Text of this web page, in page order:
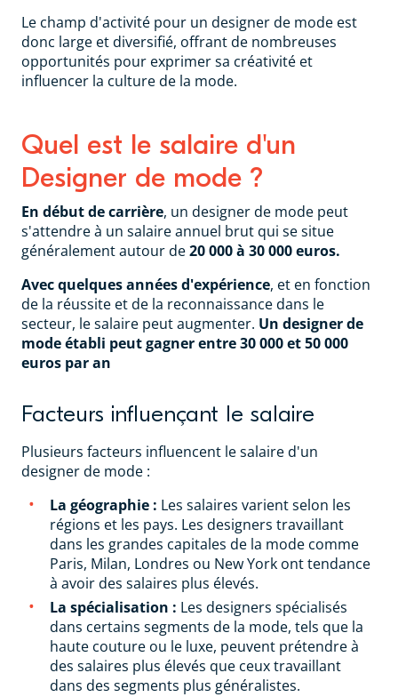
Le champ d'activité pour un designer de mode est
donc large et diversifié, offrant de nombreuses
opportunités pour exprimer sa créativité et
influencer la culture de la mode.
Quel est le salaire d'un
Designer de mode ?
En début de carrière, un designer de mode peut
s'attendre à un salaire annuel brut qui se situe
généralement autour de20 000 à 30 000 euros.
Avec quelques années d'expérience, et en fonction
de la réussite et de la reconnaissance dans le
secteur, le salaire peut augmenter. Un designer de
mode établi peut gagner entre 30 000 et 50 000
euros par an
Facteurs influençant le salaire
Plusieurs facteurs influencent le salaire d'un
designer de mode :
La géographie : Les salaires varient selon les
régions et les pays. Les designers travaillant
dans les grandes capitales de la mode comme
Paris, Milan, Londres ou New York ont tendance
à avoir des salaires plus élevés.
La spécialisation : Les designers spécialisés
dans certains segments de la mode, tels que la
haute couture ou le luxe, peuvent prétendre à
des salaires plus élevés que ceux travaillant
dans des segments plus généralistes.